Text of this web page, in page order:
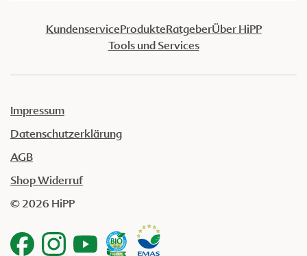
KundenserviceProdukteRatgeberÜber HiPP
Tools und Services
Impressum
Datenschutzerklärung
AGB
Shop Widerruf
© 2026 HiPP